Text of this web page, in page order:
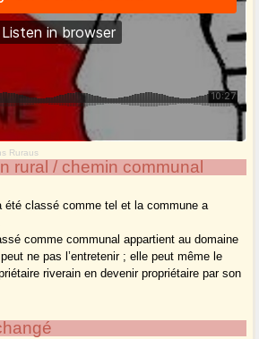
Ruraus
rural / chemin communal
été classé comme tel et la commune a
comme communal appartient au domaine
ne pas l’entretenir ; elle peut même le
riverain en devenir propriétaire par son